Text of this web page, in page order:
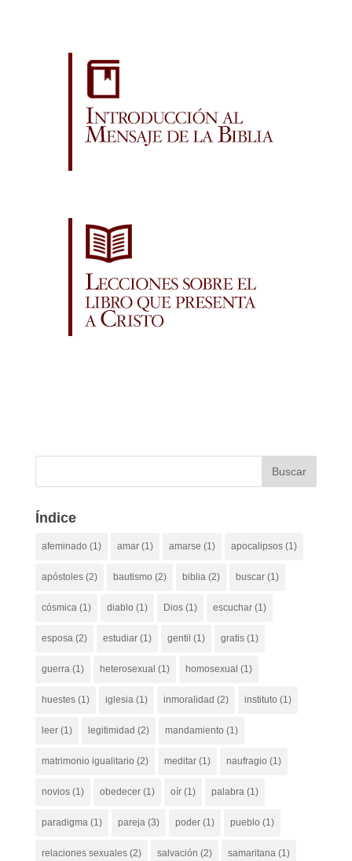
Índice
afeminado (1) amar(1) amarse (1) apocalipsos(1)
apóstoles(2) bautismo (2) biblia(2) buscar(1)
cósmica(1) diablo (1) Dios(1) escuchar(1)
esposa(2) estudiar(1) gentil (1) gratis(1)
guerra(1) heterosexual (1) homosexual (1)
huestes(1) iglesia(1) inmoralidad (2) instituto (1)
leer(1) legitimidad (2) mandamiento (1)
matrimonio igualitario (2) meditar(1) naufragio (1)
novios(1) obedecer(1) oír(1) palabra(1)
paradigma(1) pareja(3) poder(1) pueblo (1)
relaciones sexuales(2) salvación (2) samaritana(1)